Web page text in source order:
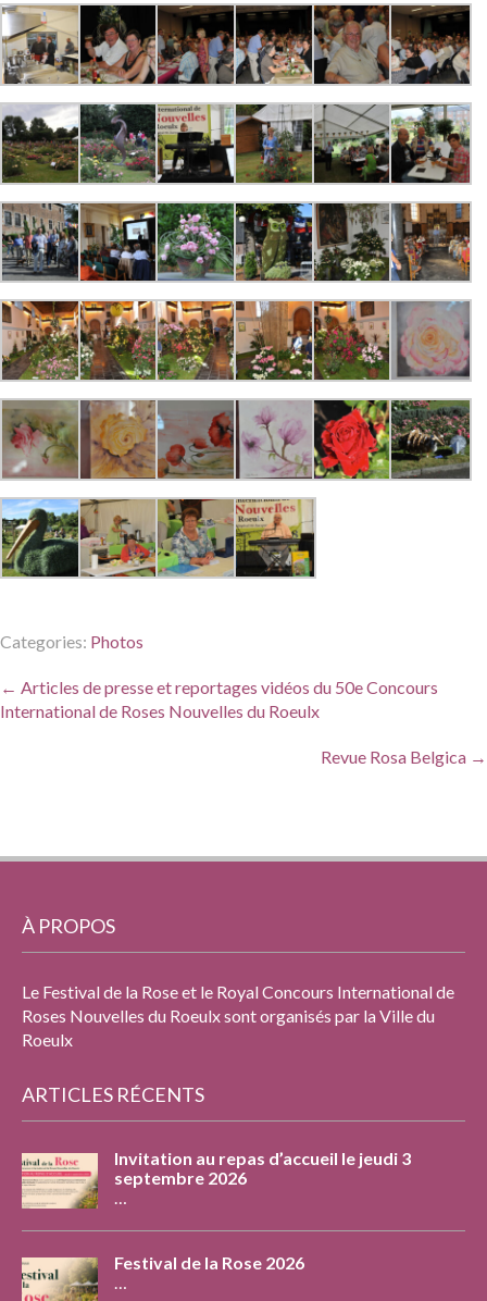
Categories: Photos
Post
navigation
← Articles de presse et reportages vidéos du 50e Concours
International de Roses Nouvelles du Roeulx
Revue Rosa Belgica →
À PROPOS
Le Festival de la Rose et le Royal Concours International de
Roses Nouvelles du Roeulx sont organisés par la Ville du
Roeulx
ARTICLES RÉCENTS
Invitation au repas d’accueil le jeudi 3
septembre 2026
…
Festival de la Rose 2026
…